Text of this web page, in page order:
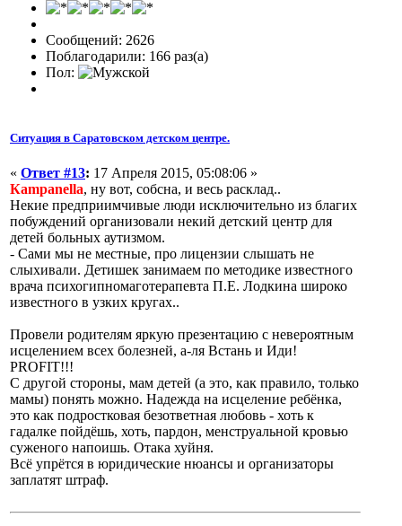
Сообщений: 2626
Поблагодарили: 166 раз(а)
Пол:
Ситуация в Саратовском детском центре.
« Ответ #13: 17 Апреля 2015, 05:08:06 »
Кampanella, ну вот, собсна, и весь расклад..
Некие предприимчивые люди исключительно из благих
побуждений организовали некий детский центр для
детей больных аутизмом.
- Сами мы не местные, про лицензии слышать не
слыхивали. Детишек занимаем по методике известного
врача психогипномаготерапевта П.Е. Лодкина широко
известного в узких кругах..
Провели родителям яркую презентацию с невероятным
исцелением всех болезней, а-ля Встань и Иди!
PROFIT!!!
С другой стороны, мам детей (а это, как правило, только
мамы) понять можно. Надежда на исцеление ребёнка,
это как подростковая безответная любовь - хоть к
гадалке пойдёшь, хоть, пардон, менструальной кровью
суженого напоишь. Отака хуйня.
Всё упрётся в юридические нюансы и организаторы
заплатят штраф.